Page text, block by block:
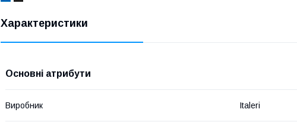
Характеристики
Основні атрибути
Виробник Italeri